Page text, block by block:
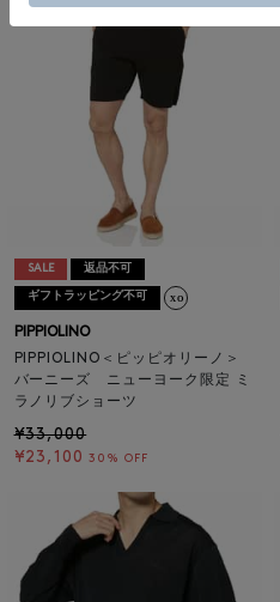
SALE 返品不可
ギフトラッピング不可
PIPPIOLINO
PIPPIOLINO＜ピッピオリーノ＞
バーニーズ ニューヨーク限定 ミ
ラノリブショーツ
¥33,000
¥23,100 30% OFF